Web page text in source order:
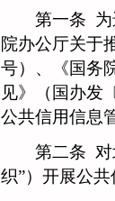
用户名
密 码
用户名
密 码
确认密码
第一条
院办公厅关于
号）、《国务
见》（国办发
公共信用信息
第二条
织”）开展公